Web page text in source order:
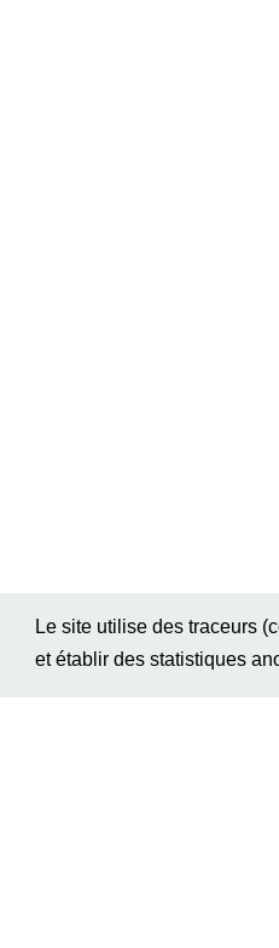
Le site utilise des traceurs
et établir des statistiques